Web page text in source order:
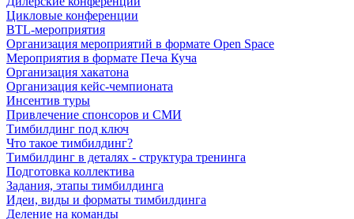
Цикловые конференции
BTL-мероприятия
Организация мероприятий в формате Open Space
Мероприятия в формате Печа Куча
Организация хакатона
Организация кейс-чемпионата
Инсентив туры
Привлечение спонсоров и СМИ
Тимбилдинг под ключ
Что такое тимбилдинг?
Тимбилдинг в деталях - структура тренинга
Подготовка коллектива
Задания, этапы тимбилдинга
Идеи, виды и форматы тимбилдинга
Деление на команды